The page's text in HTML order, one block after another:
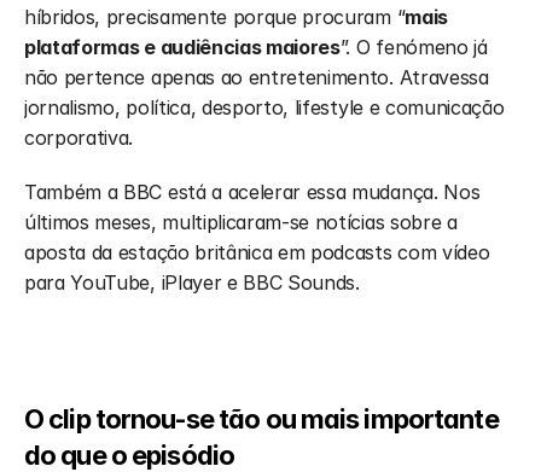
híbridos, precisamente porque procuram “mais
plataformas e audiências maiores”. O fenómeno já
não pertence apenas ao entretenimento. Atravessa
jornalismo, política, desporto, lifestyle e comunicação
corporativa.
Também a BBC está a acelerar essa mudança. Nos
últimos meses, multiplicaram-se notícias sobre a
aposta da estação britânica em podcasts com vídeo
para YouTube, iPlayer e BBC Sounds.
O clip tornou-se tão ou mais importante
do que o episódio